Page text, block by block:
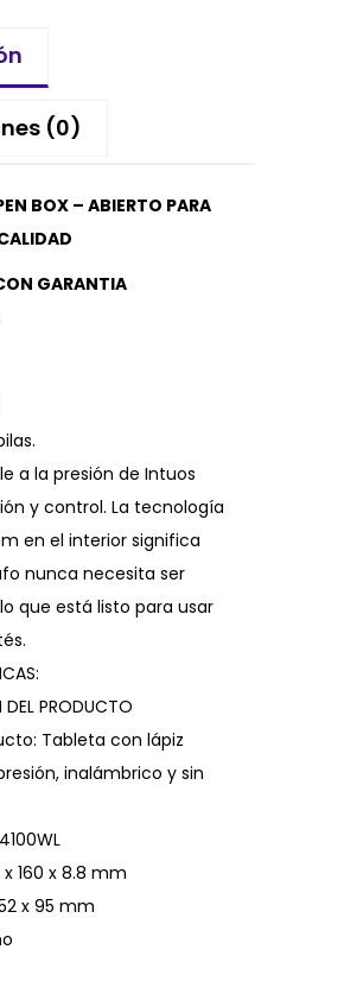
(0)
BOX – ABIERTO PARA
GARANTIA
a la presión de Intuos
y control. La tecnología
en el interior significa
nunca necesita ser
que está listo para usar
PRODUCTO
Tableta con lápiz
inalámbrico y sin
160 x 8.8 mm
x 95 mm